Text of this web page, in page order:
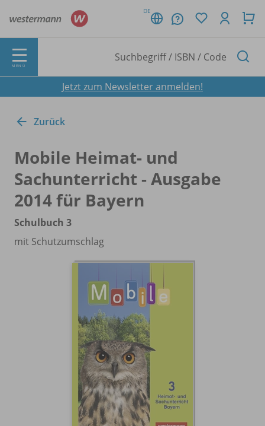
DE
MENÜ
Jetzt zum Newsletter anmelden!
Zurück
Mobile Heimat- und
Sachunterricht - Ausgabe
2014 für Bayern
Schulbuch 3
mit Schutzumschlag